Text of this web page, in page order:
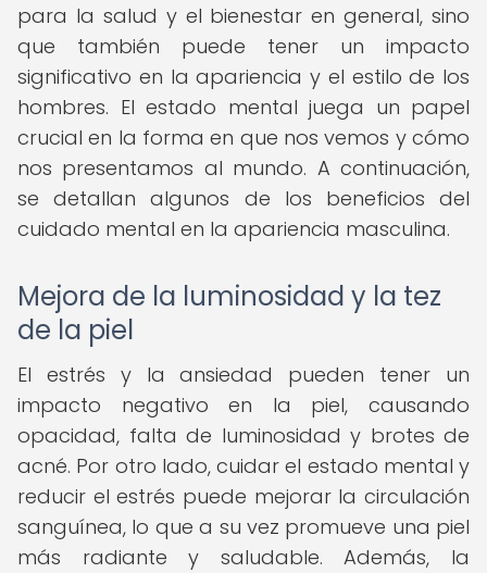
para la salud y el bienestar en general, sino
que también puede tener un impacto
significativo en la apariencia y el estilo de los
hombres. El estado mental juega un papel
crucial en la forma en que nos vemos y cómo
nos presentamos al mundo. A continuación,
se detallan algunos de los beneficios del
cuidado mental en la apariencia masculina.
Mejora de la luminosidad y la tez
de la piel
El estrés y la ansiedad pueden tener un
impacto negativo en la piel, causando
opacidad, falta de luminosidad y brotes de
acné. Por otro lado, cuidar el estado mental y
reducir el estrés puede mejorar la circulación
sanguínea, lo que a su vez promueve una piel
más radiante y saludable. Además, la